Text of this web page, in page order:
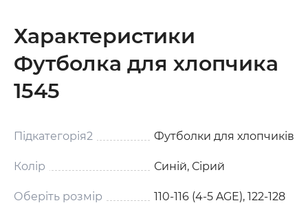
Характеристики
Футболка для хлопчика
1545
Підкатегорія2 Футболки для хлопчиків
Колір Синій, Сірий
Оберіть розмір 110-116 (4-5 AGE), 122-128